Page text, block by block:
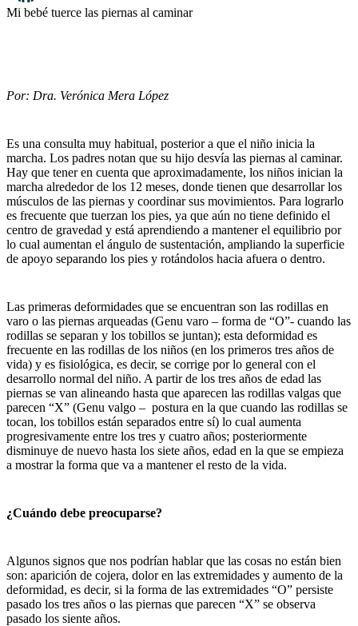
Mi bebé tuerce las piernas al caminar
Por: Dra. Verónica Mera López
Es una consulta muy habitual, posterior a que el niño inicia la
marcha. Los padres notan que su hijo desvía las piernas al caminar.
Hay que tener en cuenta que aproximadamente, los niños inician la
marcha alrededor de los 12 meses, donde tienen que desarrollar los
músculos de las piernas y coordinar sus movimientos. Para lograrlo
es frecuente que tuerzan los pies, ya que aún no tiene definido el
centro de gravedad y está aprendiendo a mantener el equilibrio por
lo cual aumentan el ángulo de sustentación, ampliando la superficie
de apoyo separando los pies y rotándolos hacia afuera o dentro.
Las primeras deformidades que se encuentran son las rodillas en
varo o las piernas arqueadas (Genu varo – forma de “O”- cuando las
rodillas se separan y los tobillos se juntan); esta deformidad es
frecuente en las rodillas de los niños (en los primeros tres años de
vida) y es fisiológica, es decir, se corrige por lo general con el
desarrollo normal del niño. A partir de los tres años de edad las
piernas se van alineando hasta que aparecen las rodillas valgas que
parecen “X” (Genu valgo – postura en la que cuando las rodillas se
tocan, los tobillos están separados entre sí) lo cual aumenta
progresivamente entre los tres y cuatro años; posteriormente
disminuye de nuevo hasta los siete años, edad en la que se empieza
a mostrar la forma que va a mantener el resto de la vida.
¿Cuándo debe preocuparse?
Algunos signos que nos podrían hablar que las cosas no están bien
son: aparición de cojera, dolor en las extremidades y aumento de la
deformidad, es decir, si la forma de las extremidades “O” persiste
pasado los tres años o las piernas que parecen “X” se observa
pasado los siente años.